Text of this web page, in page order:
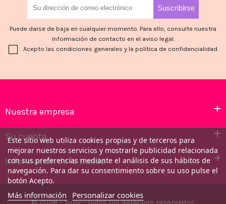
Puede darse de baja en cualquier momento. Para ello, consulte nuestra
información de contacto en el aviso legal.
Acepto las condiciones generales y la política de confidencialidad
Nuestra empresa
Su cuenta
Información de la tienda
Este sitio web utiliza cookies propias y de terceros para
mejorar nuestros servicios y mostrarle publicidad relacionada
con sus preferencias mediante el análisis de sus hábitos de
navegación. Para dar su consentimiento sobre su uso pulse el
botón Acepto.
Más información Personalizar cookies
© 2026 - Yupy - Todos los derechos reservados